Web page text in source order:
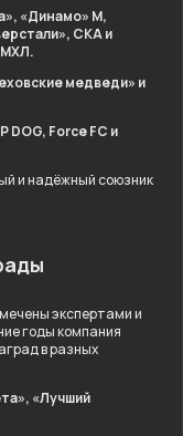
«Динамо» М,
СКА и
МХЛ.
медведи» и
DOG, Force FC и
и надёжный союзник
экспертами и
годы компания
в разных
«Лучший